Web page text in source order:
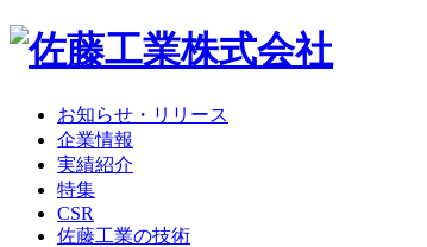
お知らせ・リリース
企業情報
実績紹介
特集
CSR
佐藤工業の技術